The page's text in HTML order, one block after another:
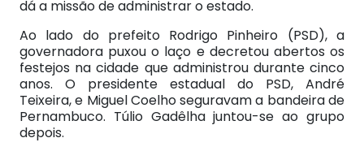
dá a missão de administrar o estado.
Ao lado do prefeito Rodrigo Pinheiro (PSD), a
governadora puxou o laço e decretou abertos os
festejos na cidade que administrou durante cinco
anos. O presidente estadual do PSD, André
Teixeira, e Miguel Coelho seguravam a bandeira de
Pernambuco. Túlio Gadêlha juntou-se ao grupo
depois.